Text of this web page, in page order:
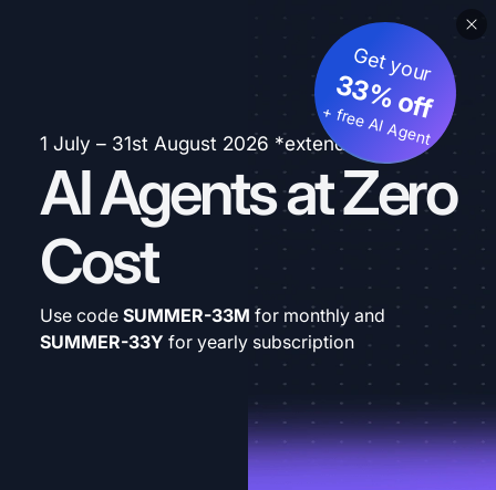
1 July – 31st August 2026 *extended
AI Agents at Zero
Cost
Get your
33% off
+ free AI Agent
Use code SUMMER-33M for monthly and
SUMMER-33Y for yearly subscription